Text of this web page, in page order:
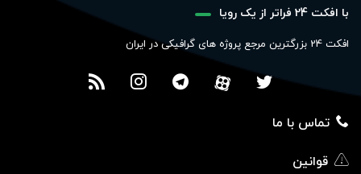
با افکت 24 فراتر از یک رویا
افکت 24 بزرگترین مرجع پروژه های گرافیکی در ایران
تماس با ما
قوانین